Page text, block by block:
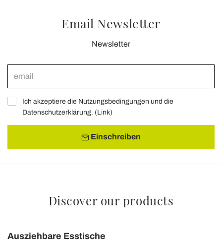
Email Newsletter
Newsletter
Ich akzeptiere die Nutzungsbedingungen und die
Datenschutzerklärung. (Link)
Einschreiben
Discover our products
Ausziehbare Esstische